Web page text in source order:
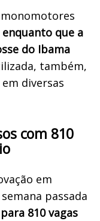
enquanto que a
do Ibama
também,
diversas
com 810
em
passada
810 vagas